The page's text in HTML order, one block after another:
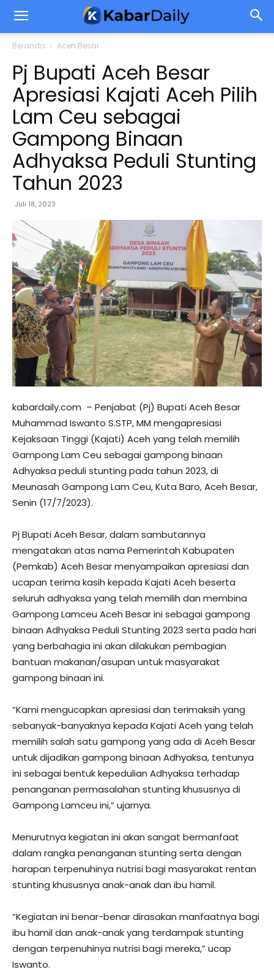
Beranda Aceh Besar
Pj Bupati Aceh Besar
Apresiasi Kajati Aceh Pilih
Lam Ceu sebagai
Gampong Binaan
Adhyaksa Peduli Stunting
Tahun 2023
Juli 18, 2023
kabardaily.com – Penjabat (Pj) Bupati Aceh Besar
Muhammad Iswanto S.STP, MM mengapresiasi
Kejaksaan Tinggi (Kajati) Aceh yang telah memilih
Gampong Lam Ceu sebagai gampong binaan
Adhyaksa peduli stunting pada tahun 2023, di
Meunasah Gampong Lam Ceu, Kuta Baro, Aceh Besar,
Senin (17/7/2023).
Pj Bupati Aceh Besar, dalam sambutannya
mengatakan atas nama Pemerintah Kabupaten
(Pemkab) Aceh Besar menyampaikan apresiasi dan
ucapan terima kasih kepada Kajati Aceh beserta
seluruh adhyaksa yang telah memilih dan membina
Gampong Lamceu Aceh Besar ini sebagai gampong
binaan Adhyaksa Peduli Stunting 2023 serta pada hari
yang berbahagia ini akan dilakukan pembagian
bantuan makanan/asupan untuk masyarakat
gampong binaan ini.
“Kami mengucapkan apresiasi dan terimaksih yang
sebanyak-banyaknya kepada Kajati Aceh yang telah
memilih salah satu gampong yang ada di Aceh Besar
untuk dijadikan gampong binaan Adhyaksa, tentunya
ini sebagai bentuk kepedulian Adhyaksa terhadap
penanganan permasalahan stunting khususnya di
Gampong Lamceu ini,” ujarnya.
Menurutnya kegiatan ini akan sangat bermanfaat
dalam rangka penanganan stunting serta dengan
harapan terpenuhinya nutrisi bagi masyarakat rentan
stunting khususnya anak-anak dan ibu hamil.
“Kegiatan ini benar-benar dirasakan manfaatnya bagi
ibu hamil dan anak-anak yang terdampak stunting
dengan terpenuhinya nutrisi bagi mereka,” ucap
Iswanto.